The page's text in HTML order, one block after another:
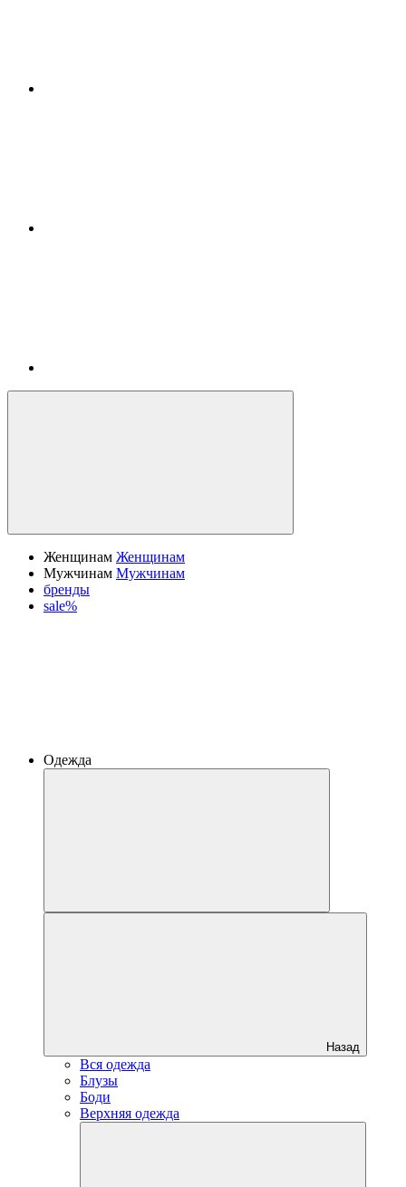
Женщинам Женщинам
Мужчинам Мужчинам
бренды
sale%
Одежда
Назад
Вся одежда
Блузы
Боди
Верхняя одежда